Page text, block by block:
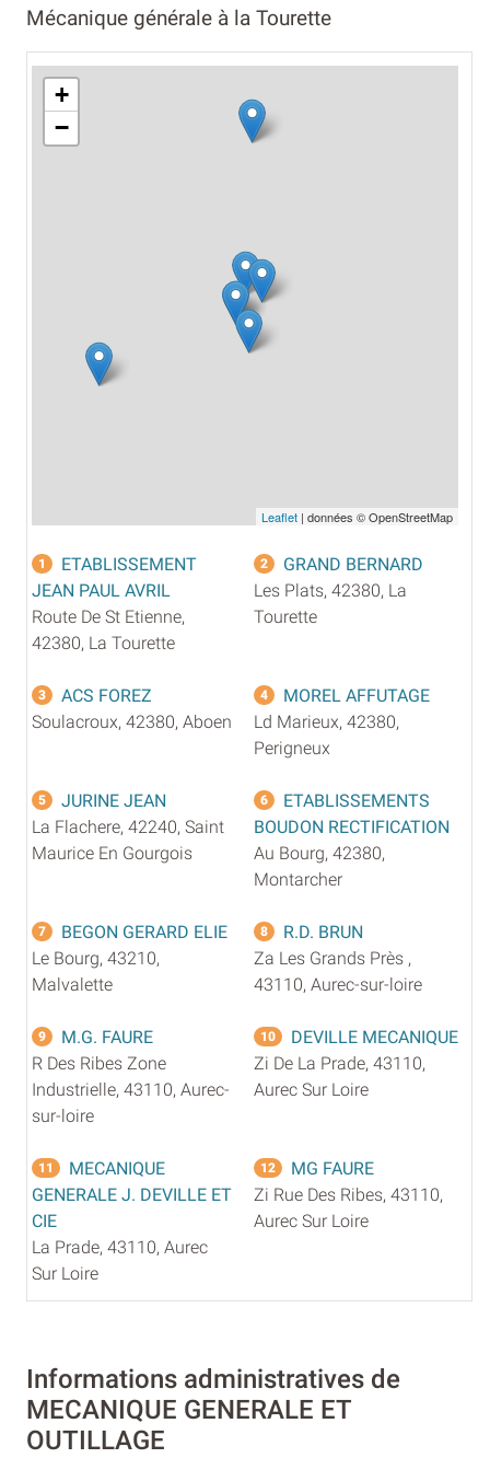
Mécanique générale à la Tourette
+
−
Leaflet | données © OpenStreetMap
1
ETABLISSEMENT
JEAN PAUL AVRIL
Route De St Etienne,
42380, La Tourette
2
GRAND BERNARD
Les Plats, 42380, La
Tourette
3
ACS FOREZ
Soulacroux, 42380, Aboen
4
MOREL AFFUTAGE
Ld Marieux, 42380,
Perigneux
5
JURINE JEAN
La Flachere, 42240, Saint
Maurice En Gourgois
6
ETABLISSEMENTS
BOUDON RECTIFICATION
Au Bourg, 42380,
Montarcher
7
BEGON GERARD ELIE
Le Bourg, 43210,
Malvalette
8
R.D. BRUN
Za Les Grands Près ,
43110, Aurec-sur-loire
9
M.G. FAURE
R Des Ribes Zone
Industrielle, 43110, Aurec-
sur-loire
10
DEVILLE MECANIQUE
Zi De La Prade, 43110,
Aurec Sur Loire
11
MECANIQUE
GENERALE J. DEVILLE ET
CIE
La Prade, 43110, Aurec
Sur Loire
12
MG FAURE
Zi Rue Des Ribes, 43110,
Aurec Sur Loire
Informations administratives de
MECANIQUE GENERALE ET
OUTILLAGE